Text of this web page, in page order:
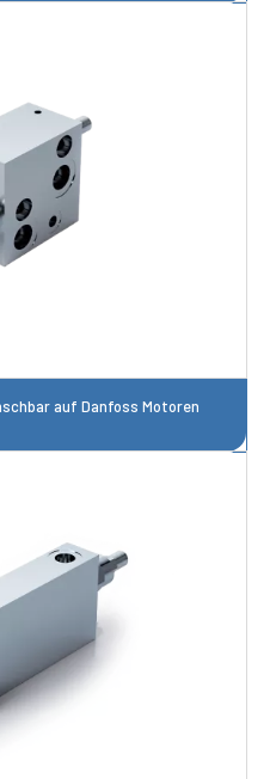
auf Danfoss Motoren